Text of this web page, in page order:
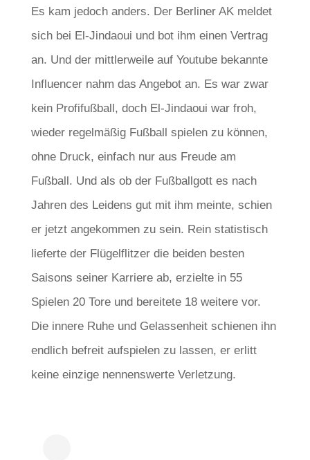
Es kam jedoch anders. Der Berliner AK meldet
sich bei El-Jindaoui und bot ihm einen Vertrag
an. Und der mittlerweile auf Youtube bekannte
Influencer nahm das Angebot an. Es war zwar
kein Profifußball, doch El-Jindaoui war froh,
wieder regelmäßig Fußball spielen zu können,
ohne Druck, einfach nur aus Freude am
Fußball. Und als ob der Fußballgott es nach
Jahren des Leidens gut mit ihm meinte, schien
er jetzt angekommen zu sein. Rein statistisch
lieferte der Flügelflitzer die beiden besten
Saisons seiner Karriere ab, erzielte in 55
Spielen 20 Tore und bereitete 18 weitere vor.
Die innere Ruhe und Gelassenheit schienen ihn
endlich befreit aufspielen zu lassen, er erlitt
keine einzige nennenswerte Verletzung.